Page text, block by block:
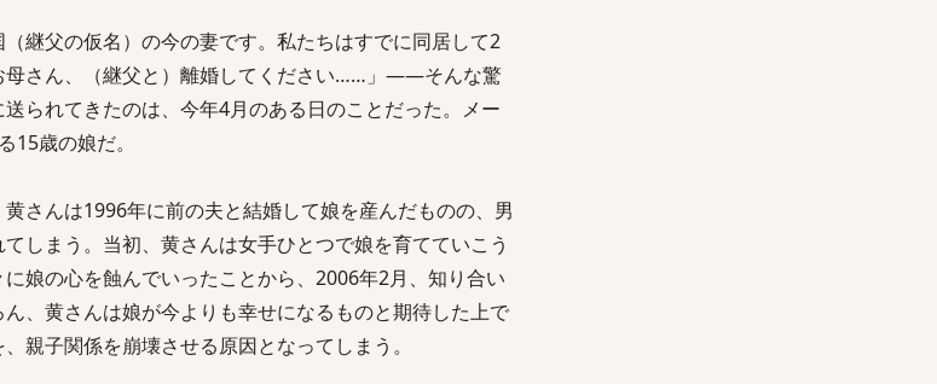
継父の仮名）の今の妻です。私たちはすでに同居して2
母さん、（継父と）離婚してください……」――そんな驚
られてきたのは、今年4月のある日のことだった。メー
15歳の娘だ。
さんは1996年に前の夫と結婚して娘を産んだものの、男
しまう。当初、黄さんは女手ひとつで娘を育てていこう
娘の心を蝕んでいったことから、2006年2月、知り合い
、黄さんは娘が今よりも幸せになるものと期待した上で
親子関係を崩壊させる原因となってしまう。